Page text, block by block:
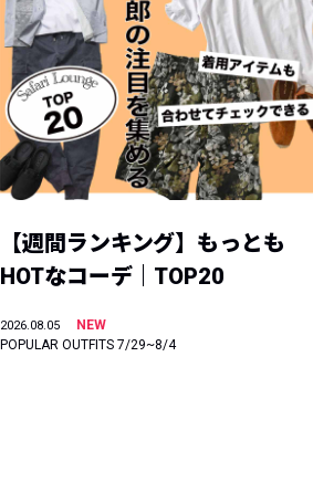
【週間ランキング】もっとも
HOTなコーデ｜TOP20
2026.08.05
NEW
POPULAR OUTFITS 7/29~8/4